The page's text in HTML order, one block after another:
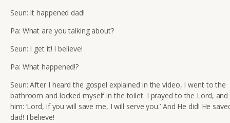
Seun: It happened dad!
Pa: What are you talking about?
Seun: I get it! I believe!
Pa: What happened!?
Seun: After I heard the gospel explained in the video, I went to the
bathroom and locked myself in the toilet. I prayed to the Lord,
him: ‘Lord, if you will save me, I will serve you.’ And He did! He
dad! I believe!